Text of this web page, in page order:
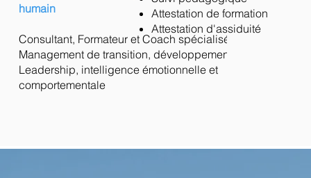
humain
Consultant, Formateur et Coach spécialisé en
Management de transition, développement du
Leadership, intelligence émotionnelle et
comportementale
Attestation de formation
Attestation d'assiduité